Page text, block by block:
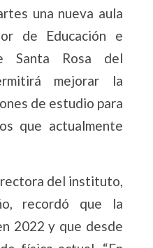
una nueva aula
de Educación e
Santa Rosa del
mejorar la
de estudio para
que actualmente
del instituto,
recordó que la
2022 y que desde